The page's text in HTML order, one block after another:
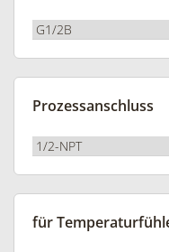
Prozessanschluss
für